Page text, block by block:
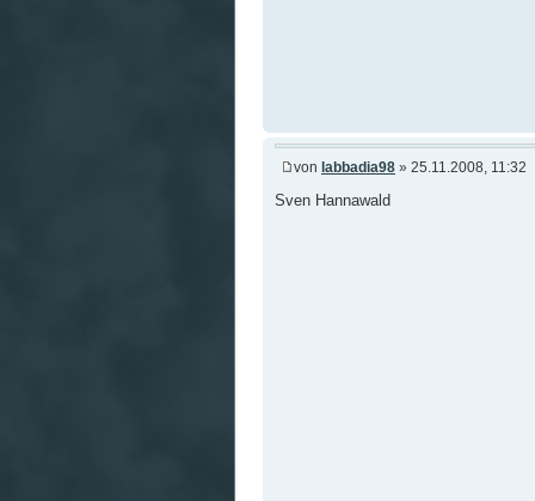
von labbadia98 » 25.11.2008, 11:32
Sven Hannawald